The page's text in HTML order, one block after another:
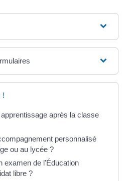
!
après la classe
personnalisé
ou au lycée ?
examen de l'Éducation
libre ?